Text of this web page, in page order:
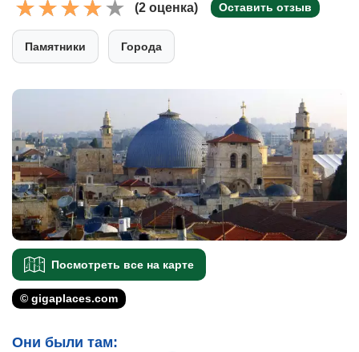
(2 оценка) Оставить отзыв
Памятники Города
Посмотреть все на карте
© gigaplaces.com
Они были там: